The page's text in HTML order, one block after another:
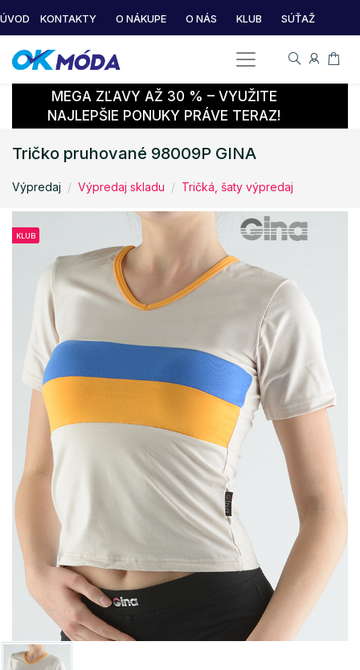
ÚVOD KONTAKTY O NÁKUPE O NÁS KLUB SÚŤAŽ
MEGA ZĽAVY AŽ 30 % – VYUŽITE
NAJLEPŠIE PONUKY PRÁVE TERAZ!
Tričko pruhované 98009P GINA
Výpredaj Výpredaj skladu Tričká, šaty výpredaj
KLUB